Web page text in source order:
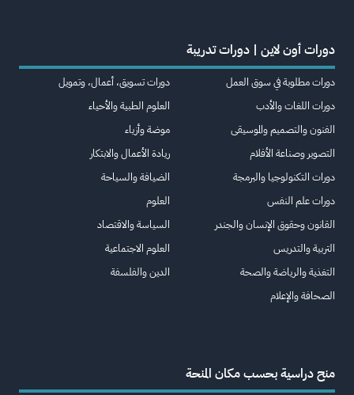
دورات أون لاين | دورات تدريبة
دورات مطلوبة في سوق العمل
دورات اللغات والأدب
الفنون والتصميم والموسيقى
التصوير وصناعة الأفلام
دورات التكنولوجيا والبرمجة
دورات علم النفس
القانون وحقوق الإنسان والجندر
التربية والتدريس
التغذية والرياضة والصحة
الصحافة والإعلام
دورات تسويق، أعمال، وتمويل
العلوم الطبية والأحياء
موضة وأزياء
ريادة الأعمال والابتكار
الضيافة والسياحة
العلوم
السياسة والاقتصاد
العلوم الاجتماعية
الدين والفلسفة
منح دراسية بحسب مكان المنحة